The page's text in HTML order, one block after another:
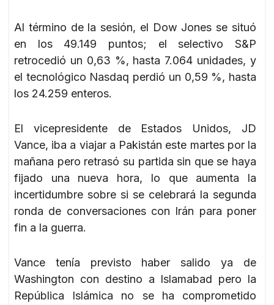
Al término de la sesión, el Dow Jones se situó
en los 49.149 puntos; el selectivo S&P
retrocedió un 0,63 %, hasta 7.064 unidades, y
el tecnológico Nasdaq perdió un 0,59 %, hasta
los 24.259 enteros.
El vicepresidente de Estados Unidos, JD
Vance, iba a viajar a Pakistán este martes por la
mañana pero retrasó su partida sin que se haya
fijado una nueva hora, lo que aumenta la
incertidumbre sobre si se celebrará la segunda
ronda de conversaciones con Irán para poner
fin a la guerra.
Vance tenía previsto haber salido ya de
Washington con destino a Islamabad pero la
República Islámica no se ha comprometido